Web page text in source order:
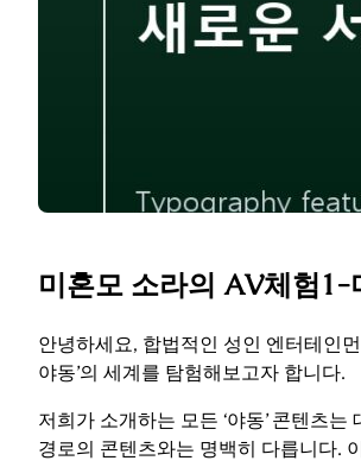
미혼모 소라의 AV체험1-
안녕하세요, 합법적인 성인 엔터테인
야동’의 세계를 탐험해보고자 합니다.
저희가 소개하는 모든 ‘야동’ 콘텐츠
경로의 콘텐츠와는 명백히 다릅니다.